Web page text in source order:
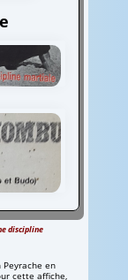
et de
et de
discipline
en
cette affiche,